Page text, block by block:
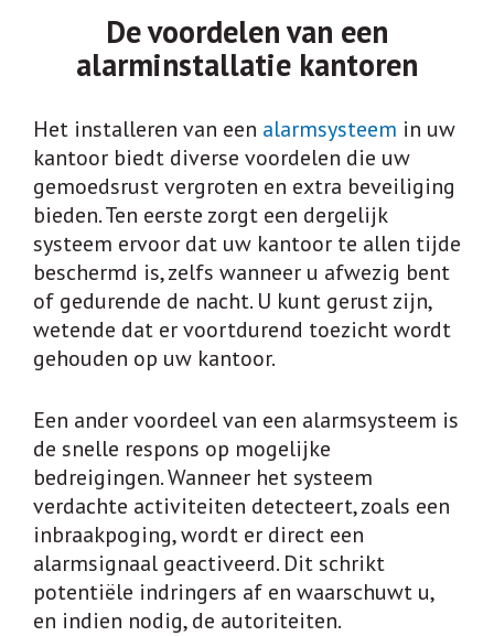
KLUIZEN
SLEUTELPLAN – SLUITPLAN
VACATURES
VACATURE: ELEKTROMONTEUR
VACATURE: TIMMERMAN
CONTACT
De voordelen van een
alarminstallatie kantoren
Het installeren van een alarmsysteem in uw
kantoor biedt diverse voordelen die uw
gemoedsrust vergroten en extra beveiliging
bieden. Ten eerste zorgt een dergelijk
systeem ervoor dat uw kantoor te allen tijde
beschermd is, zelfs wanneer u afwezig bent
of gedurende de nacht. U kunt gerust zijn,
wetende dat er voortdurend toezicht wordt
gehouden op uw kantoor.
Een ander voordeel van een alarmsysteem is
de snelle respons op mogelijke
bedreigingen. Wanneer het systeem
verdachte activiteiten detecteert, zoals een
inbraakpoging, wordt er direct een
alarmsignaal geactiveerd. Dit schrikt
potentiële indringers af en waarschuwt u,
en indien nodig, de autoriteiten.